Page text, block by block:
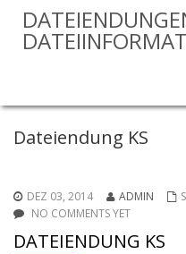
Dateiendung KS
DEZ 03, 2014 ADMIN
NO COMMENTS YET
DATEIENDUNG KS